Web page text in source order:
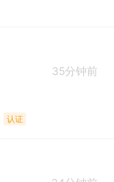
35分钟前
认证